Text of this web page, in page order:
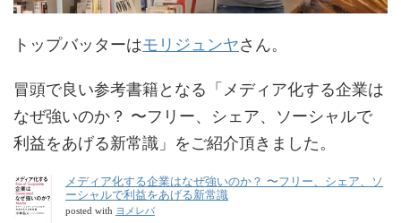
トップバッターはモリジュンヤさん。
冒頭で良い参考書籍となる「メディア化する企業は
なぜ強いのか？ 〜フリー、シェア、ソーシャルで
利益をあげる新常識」をご紹介頂きました。
メディア化する企業はなぜ強いのか？ 〜フリー、シェア、ソ
ーシャルで利益をあげる新常識
posted with ヨメレバ